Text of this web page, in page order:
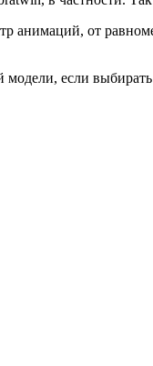
анимаций, от
если